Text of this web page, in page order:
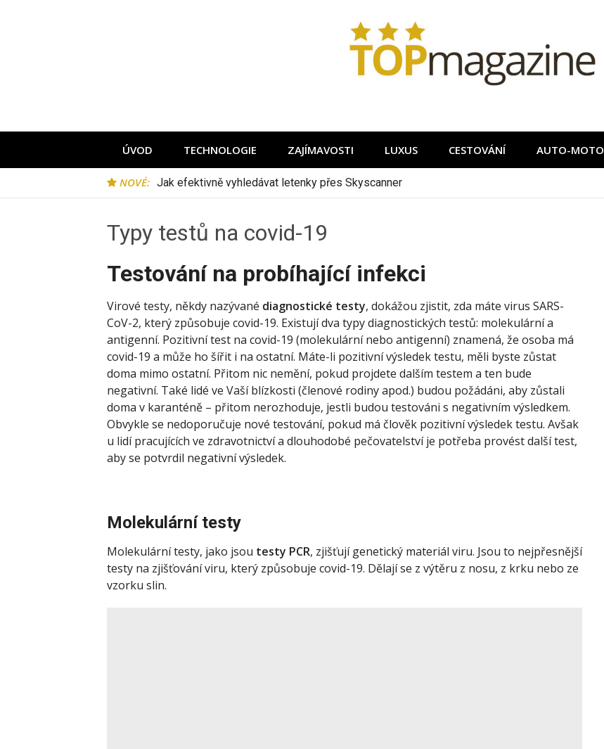
ÚVOD TECHNOLOGIE ZAJÍMAVOSTI LUXUS CESTOVÁNÍ AUTO-MOTO
NOVÉ: Jak efektivně vyhledávat letenky přes Skyscanner
Typy testů na covid-19
Testování na probíhající infekci
Virové testy, někdy nazývané diagnostické testy, dokážou zjistit, zda máte virus SARS-
CoV-2, který způsobuje covid-19. Existují dva typy diagnostických testů: molekulární a
antigenní. Pozitivní test na covid-19 (molekulární nebo antigenní) znamená, že osoba má
covid-19 a může ho šířit i na ostatní. Máte-li pozitivní výsledek testu, měli byste zůstat
doma mimo ostatní. Přitom nic nemění, pokud projdete dalším testem a ten bude
negativní. Také lidé ve Vaší blízkosti (členové rodiny apod.) budou požádáni, aby zůstali
doma v karanténě – přitom nerozhoduje, jestli budou testováni s negativním výsledkem.
Obvykle se nedoporučuje nové testování, pokud má člověk pozitivní výsledek testu. Avšak
u lidí pracujících ve zdravotnictví a dlouhodobé pečovatelství je potřeba provést další test,
aby se potvrdil negativní výsledek.
Molekulární testy
Molekulární testy, jako jsou testy PCR, zjišťují genetický materiál viru. Jsou to nejpřesnější
testy na zjišťování viru, který způsobuje covid-19. Dělají se z výtěru z nosu, z krku nebo ze
vzorku slin.